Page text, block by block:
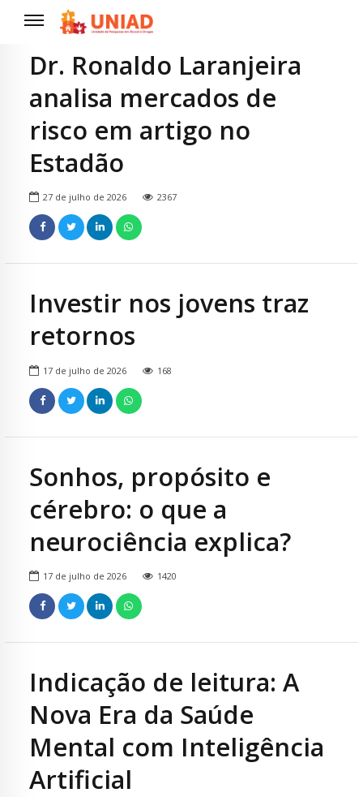
Dr. Ronaldo Laranjeira
analisa mercados de
risco em artigo no
Estadão
27 de julho de 2026 2367
Investir nos jovens traz
retornos
17 de julho de 2026 168
Sonhos, propósito e
cérebro: o que a
neurociência explica?
17 de julho de 2026 1420
Indicação de leitura: A
Nova Era da Saúde
Mental com Inteligência
Artificial